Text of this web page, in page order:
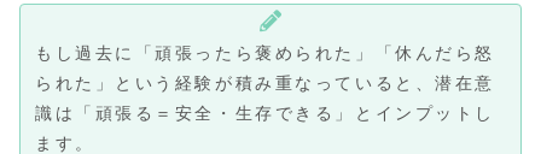
もし過去に「頑張ったら褒められた」「休んだら怒
られた」という経験が積み重なっていると、潜在意
識は「頑張る＝安全・生存できる」とインプットし
ます。